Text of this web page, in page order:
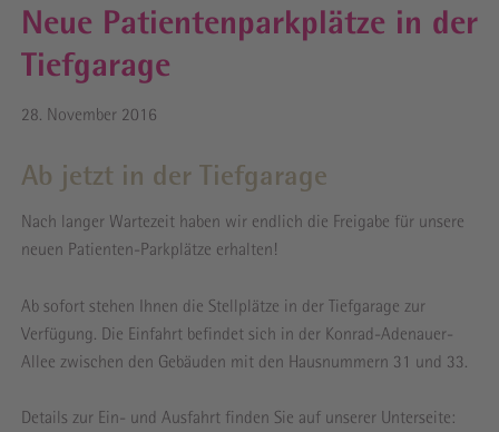
Neue Patientenparkplätze in der
Tiefgarage
28. November 2016
Ab jetzt in der Tiefgarage
Nach langer Wartezeit haben wir endlich die Freigabe für unsere
neuen Patienten-Parkplätze erhalten!
Ab sofort stehen Ihnen die Stellplätze in der Tiefgarage zur
Verfügung. Die Einfahrt befindet sich in der Konrad-Adenauer-
Allee zwischen den Gebäuden mit den Hausnummern 31 und 33.
Details zur Ein- und Ausfahrt finden Sie auf unserer Unterseite: